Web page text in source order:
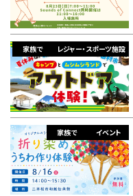
家族で レジャー・スポーツ施設
家族で イベント